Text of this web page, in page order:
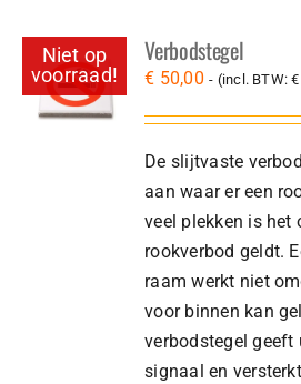
Niet op
voorraad!
Verbodstegel
€ 50,00 - (incl. BTW:€
De slijtvaste
aan waar er een
veel plekken is het
rookverbod geldt.
raam werkt niet
voor binnen kan
verbodstegel geeft
signaal en